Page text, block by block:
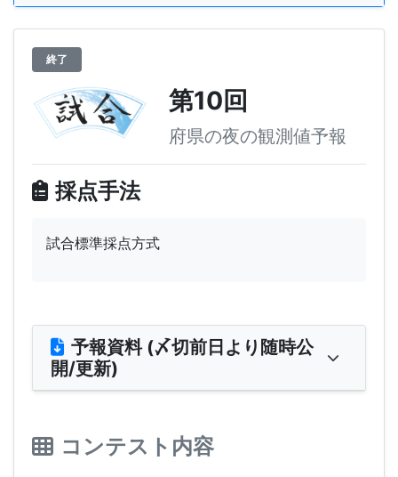
終了
第10回
府県の夜の観測値予報
採点手法
試合標準採点方式
予報資料 (〆切前日より随時公
開/更新)
コンテスト内容